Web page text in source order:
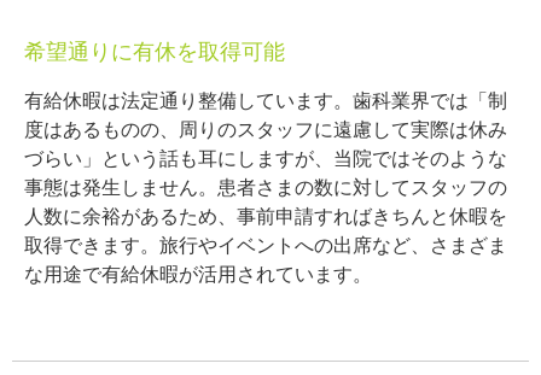
希望通りに有休を取得可能
有給休暇は法定通り整備しています。歯科業界では「制
度はあるものの、周りのスタッフに遠慮して実際は休み
づらい」という話も耳にしますが、当院ではそのような
事態は発生しません。患者さまの数に対してスタッフの
人数に余裕があるため、事前申請すればきちんと休暇を
取得できます。旅行やイベントへの出席など、さまざま
な用途で有給休暇が活用されています。